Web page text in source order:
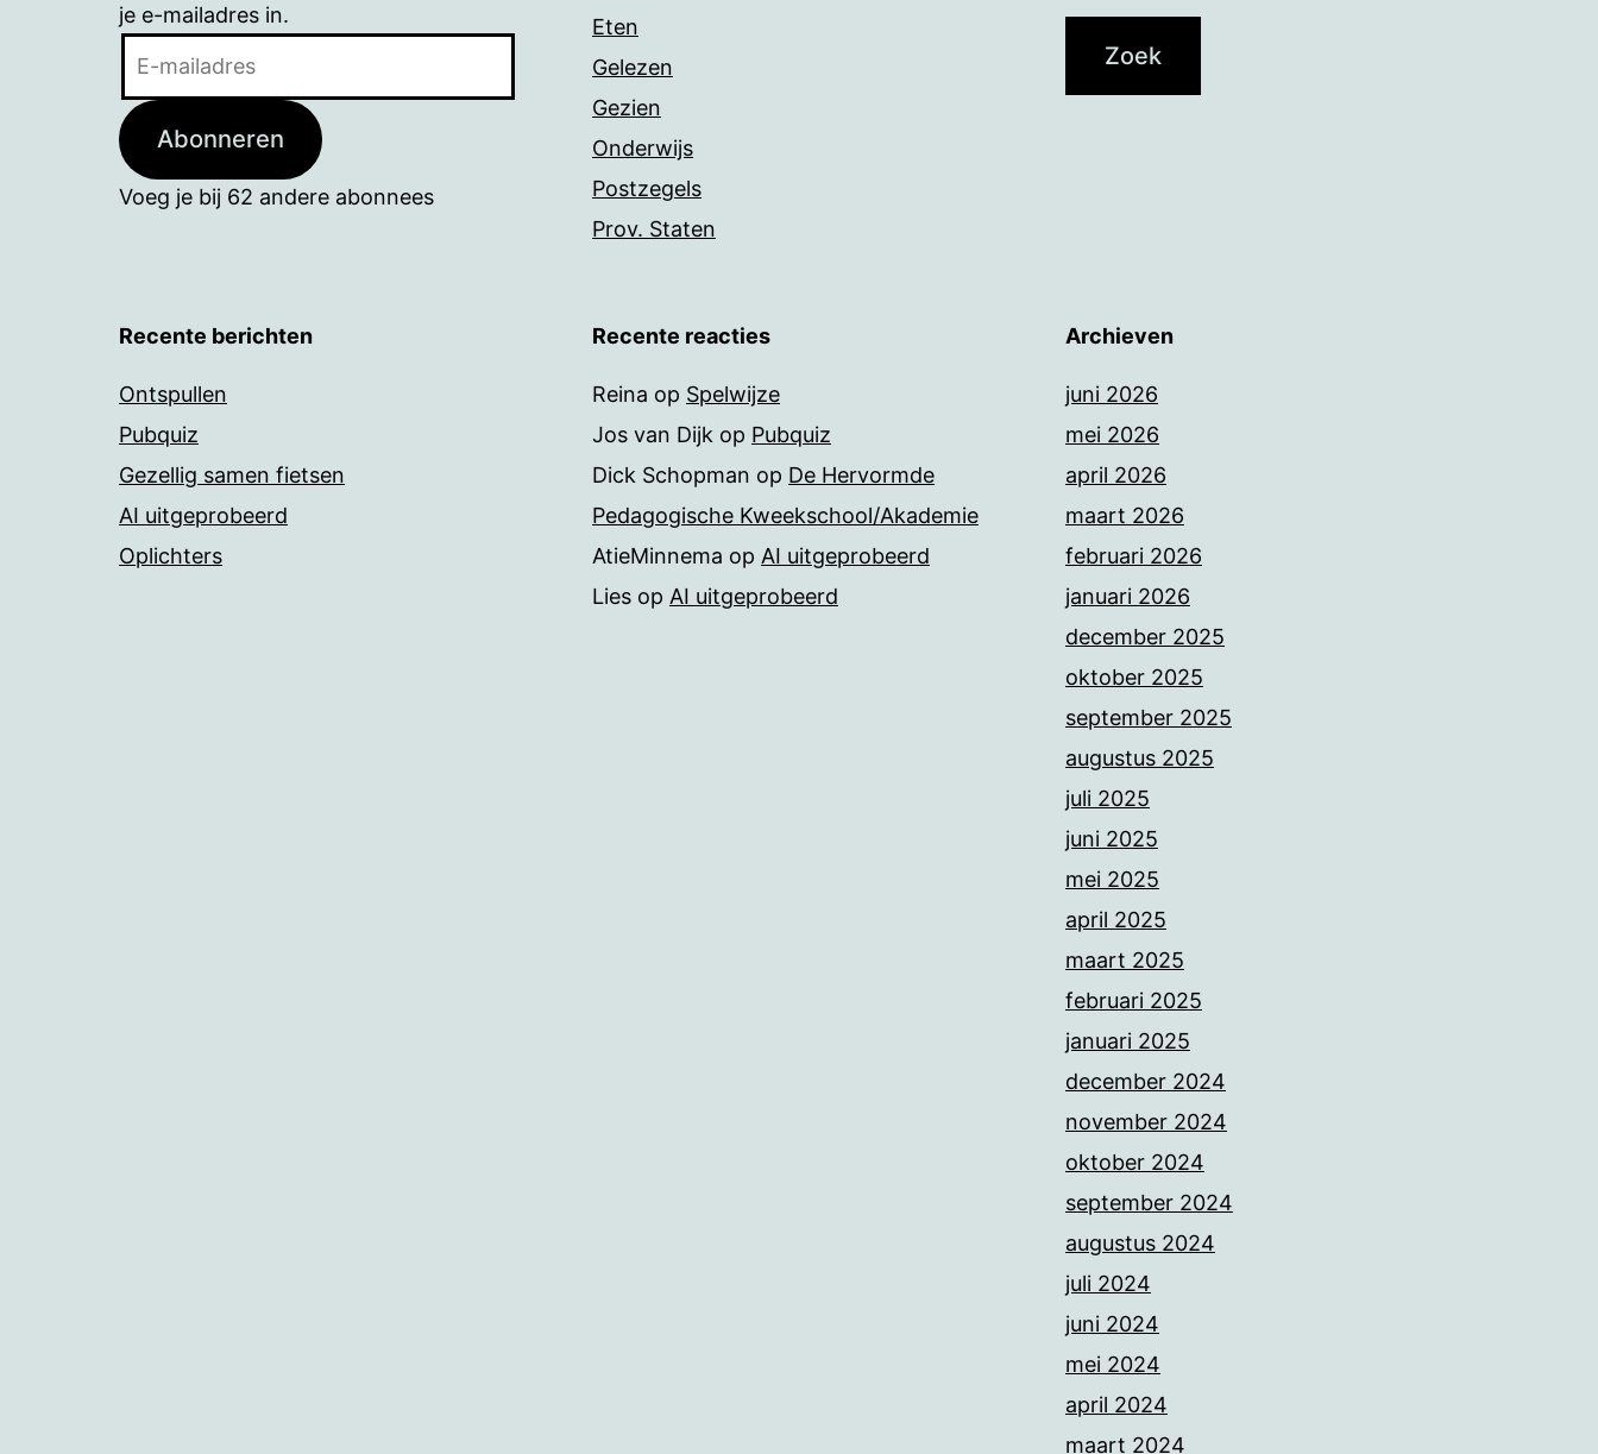
je e-mailadres in.
Abonneren
Voeg je bij 62 andere abonnees
Eten
Gelezen
Gezien
Onderwijs
Postzegels
Prov. Staten
Recente berichten
Ontspullen
Pubquiz
Gezellig samen fietsen
AI uitgeprobeerd
Oplichters
Recente reacties
Reina op Spelwijze
Jos van Dijk op Pubquiz
Dick Schopman op De Hervormde
Pedagogische Kweekschool/Akademie
AtieMinnema op AI uitgeprobeerd
Lies op AI uitgeprobeerd
Archieven
juni 2026
mei 2026
april 2026
maart 2026
februari 2026
januari 2026
december 2025
oktober 2025
september 2025
augustus 2025
juli 2025
juni 2025
mei 2025
april 2025
maart 2025
februari 2025
januari 2025
december 2024
november 2024
oktober 2024
september 2024
augustus 2024
juli 2024
juni 2024
mei 2024
april 2024
maart 2024